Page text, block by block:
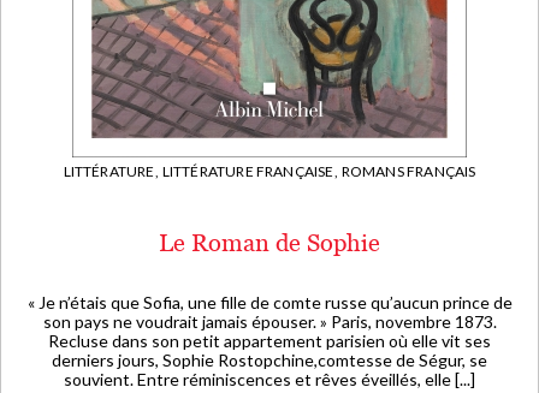
LITTÉRATURE, LITTÉRATURE FRANÇAISE, ROMANS FRANÇAIS
Le Roman de Sophie
« Je n’étais que Sofia, une fille de comte russe qu’aucun prince de
son pays ne voudrait jamais épouser. » Paris, novembre 1873.
Recluse dans son petit appartement parisien où elle vit ses
derniers jours, Sophie Rostopchine,comtesse de Ségur, se
souvient. Entre réminiscences et rêves éveillés, elle [...]